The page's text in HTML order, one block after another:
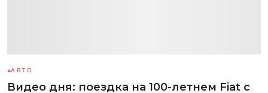
АВТО
Видео дня: поездка на 100-летнем Fiat с